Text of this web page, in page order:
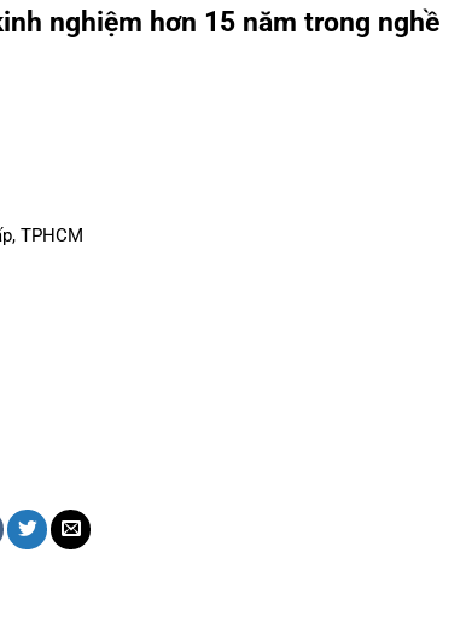
nghiệm hơn 15 năm trong nghề
TPHCM